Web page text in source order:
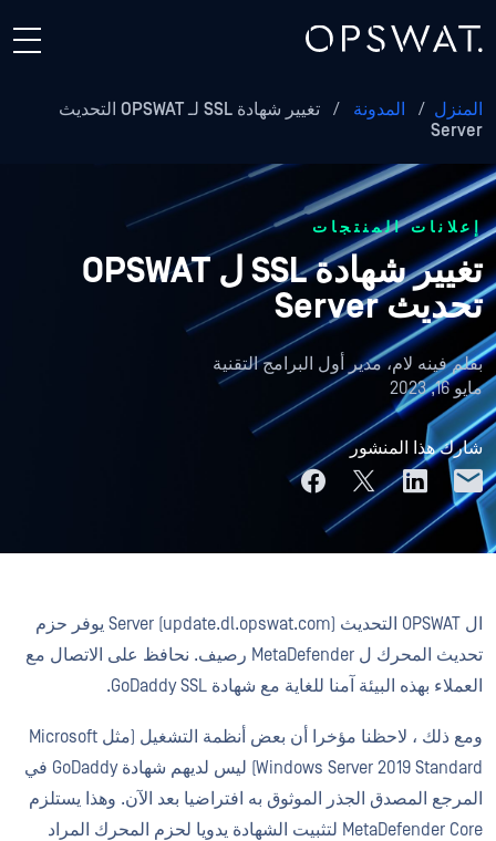
المنزل / المدونة /
تغيير شهادة SSL لـ OPSWAT التحديث
Server
إعلانات المنتجات
تغيير شهادة SSL ل OPSWAT
تحديث Server
بقلمفينه لام، مدير أول البرامج التقنية
مايو 16, 2023
شارك هذا المنشور
ال OPSWAT التحديث Server (update.dl.opswat.com) يوفر حزم
تحديث المحرك ل MetaDefender رصيف. نحافظ على الاتصال مع
العملاء بهذه البيئة آمنا للغاية مع شهادة GoDaddy SSL.
ومع ذلك ، لاحظنا مؤخرا أن بعض أنظمة التشغيل (مثل Microsoft
Windows Server 2019 Standard) ليس لديهم شهادة GoDaddy في
المرجع المصدق الجذر الموثوق به افتراضيا بعد الآن. وهذا يستلزم
MetaDefender Core لتثبيت الشهادة يدويا لحزم المحرك المراد